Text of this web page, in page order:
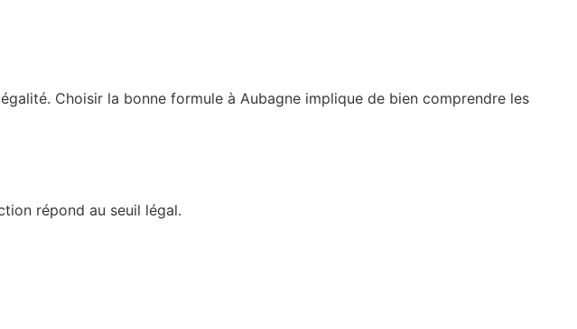
Choisir la bonne formule à Aubagne implique de bien comprendre les
répond au seuil légal.